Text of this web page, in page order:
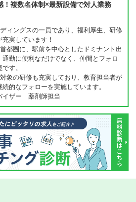
！複数名体制×最新設備で対人業務
ィングスの一員であり、福利厚生、研修
実しています！
都圏に、駅前を中心としたドミナント出
通勤に便利なだけでなく、仲間とフォロ
す。
象の研修も充実しており、教育担当者が
的なフォローを実施しています。
イザー 薬剤師担当